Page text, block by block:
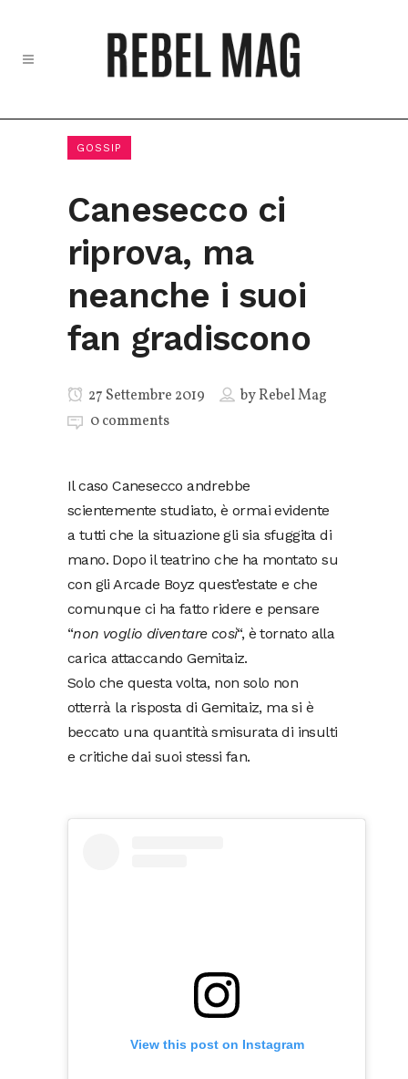
GOSSIP
Canesecco ci
riprova, ma
neanche i suoi
fan gradiscono
27 Settembre 2019 byRebel Mag
0 comments
Il caso Canesecco andrebbe
scientemente studiato, è ormai evidente
a tutti che la situazione gli sia sfuggita di
mano. Dopo il teatrino che ha montato su
con gli Arcade Boyz quest’estate e che
comunque ci ha fatto ridere e pensare
“non voglio diventare così“, è tornato alla
carica attaccando Gemitaiz.
Solo che questa volta, non solo non
otterrà la risposta di Gemitaiz, ma si è
beccato una quantità smisurata di insulti
e critiche dai suoi stessi fan.
View this post on Instagram